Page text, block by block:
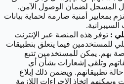
المسجل لضمان الوصول الآمن.
بمعايير أمنية صارمة لحماية بيانات
: توفر هذه المنصة عبر الإنترنت
للمستخدمين فيما يتعلق بتطبيقات
بهم. يمكن للمستخدمين تتبع
وتلقي إشعارات بشأن أي
تطبيقاتهم. ويضمن ذلك إبلاغ
ويمكنهم اتخاذ الإجراءات اللازمة